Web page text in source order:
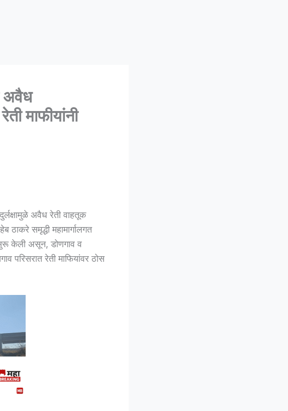
अवैध
माफीयांनी
अवैध रेती वाहतूक
ठाकरे समृद्धी महामार्गालगत
सुरू केली असून, डोणगाव व
परिसरात रेती माफियांवर ठोस